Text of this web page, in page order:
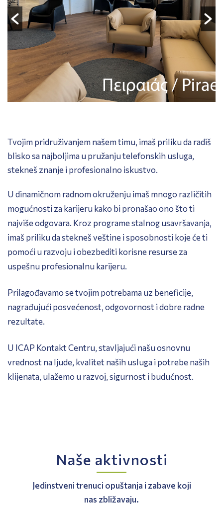
Tvojim pridruživanjem našem timu, imaš priliku da radiš
blisko sa najboljima u pružanju telefonskih usluga,
stekneš znanje i profesionalno iskustvo.
U dinamičnom radnom okruženju imaš mnogo različitih
mogućnosti za karijeru kako bi pronašao ono što ti
najviše odgovara. Kroz programe stalnog usavršavanja,
imaš priliku da stekneš veštine i sposobnosti koje će ti
pomoći u razvoju i obezbediti korisne resurse za
uspešnu profesionalnu karijeru.
Prilagođavamo se tvojim potrebama uz beneficije,
nagrađujući posvećenost, odgovornost i dobre radne
rezultate.
U ICAP Kontakt Centru, stavljajući našu osnovnu
vrednost na ljude, kvalitet naših usluga i potrebe naših
klijenata, ulažemo u razvoj, sigurnost i budućnost.
Naše aktivnosti
Jedinstveni trenuci opuštanja i zabave koji
nas zbližavaju.